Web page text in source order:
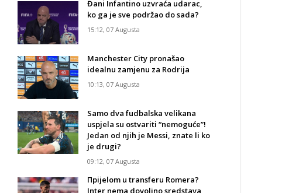
Đani Infantino uzvraća udarac,
ko ga je sve podržao do sada?
15:12, 07 Augusta
Manchester City pronašao
idealnu zamjenu za Rodrija
10:13, 07 Augusta
Samo dva fudbalska velikana
uspjela su ostvariti “nemoguće”!
Jedan od njih je Messi, znate li ko
je drugi?
09:12, 07 Augusta
Прijelom u transferu Romera?
Inter nema dovoljno sredstava,